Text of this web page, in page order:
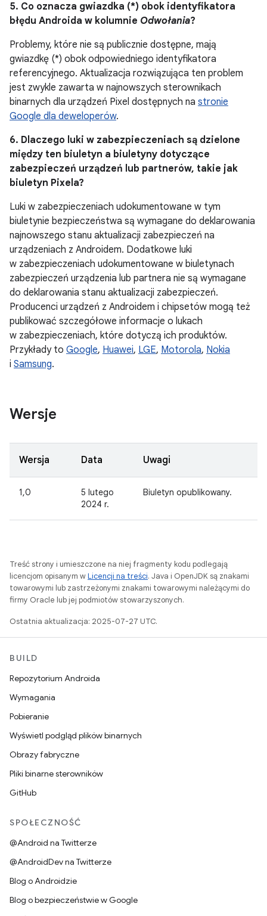
5. Co oznacza gwiazdka (*) obok identyfikatora
błędu Androida w kolumnie Odwołania?
Problemy, które nie są publicznie dostępne, mają
gwiazdkę (*) obok odpowiedniego identyfikatora
referencyjnego. Aktualizacja rozwiązująca ten problem
jest zwykle zawarta w najnowszych sterownikach
binarnych dla urządzeń Pixel dostępnych na stronie
Google dla deweloperów.
6. Dlaczego luki w zabezpieczeniach są dzielone
między ten biuletyn a biuletyny dotyczące
zabezpieczeń urządzeń lub partnerów, takie jak
biuletyn Pixela?
Luki w zabezpieczeniach udokumentowane w tym
biuletynie bezpieczeństwa są wymagane do deklarowania
najnowszego stanu aktualizacji zabezpieczeń na
urządzeniach z Androidem. Dodatkowe luki
w zabezpieczeniach udokumentowane w biuletynach
zabezpieczeń urządzenia lub partnera nie są wymagane
do deklarowania stanu aktualizacji zabezpieczeń.
Producenci urządzeń z Androidem i chipsetów mogą też
publikować szczegółowe informacje o lukach
w zabezpieczeniach, które dotyczą ich produktów.
Przykłady to Google, Huawei, LGE, Motorola, Nokia
i Samsung.
Wersje
Wersja Data Uwagi
1,0
5 lutego
2024 r.
Biuletyn opublikowany.
Treść strony i umieszczone na niej fragmenty kodu podlegają
licencjom opisanym wLicencji na treści. Java i OpenJDK są znakami
towarowymi lub zastrzeżonymi znakami towarowymi należącymi do
firmy Oracle lub jej podmiotów stowarzyszonych.
Ostatnia aktualizacja: 2025-07-27 UTC.
BUILD
Repozytorium Androida
Wymagania
Pobieranie
Wyświetl podgląd plików binarnych
Obrazy fabryczne
Pliki binarne sterowników
GitHub
SPOŁECZNOŚĆ
@Android na Twitterze
@AndroidDev na Twitterze
Blog o Androidzie
Blog o bezpieczeństwie w Google